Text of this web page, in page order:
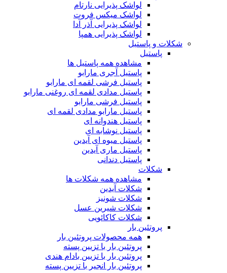
لواشک پذیرایی نارتام
لواشک میکس فروت
لواشک پذیرایی آذر آدا
لواشک پذیرایی همپا
شکلات و پاستیل
پاستیل
مشاهده همه پاستیل ها
پاستیل آجری مارابو
پاستیل فرشی لقمه ای مارابو
پاستیل مدادی لقمه ای روغنی مارابو
پاستیل فرشی مارابو
پاستیل مارابو مدادی لقمه ای
پاستیل هندوانه ای
پاستیل نوشابه ای
پاستیل میوه ای آیدین
پاستیل ماری آیدین
پاستیل دندانی
شکلات
مشاهده همه شکلات ها
شکلات آیدین
شکلات شونیز
شکلات شیرین عسل
شکلات کاکائویی
پروتئین بار
همه محصولات پروتئین بار
پروتئین بار با تزیین پسته
پروتئین بار با تزیین بادام هندی
پروتئین بار انجیر با تزیین پسته